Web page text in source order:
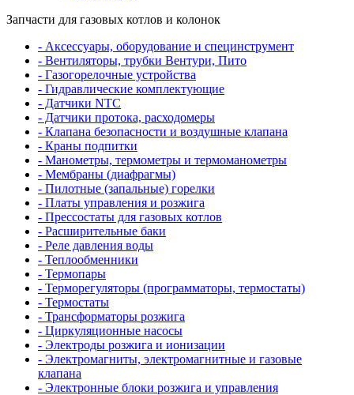
Запчасти для газовых котлов и колонок
- Аксессуары, оборудование и специнструмент
- Вентиляторы, трубки Вентури, Пито
- Газогорелочные устройства
- Гидравлические комплектующие
- Датчики NTC
- Датчики протока, расходомеры
- Клапана безопасности и воздушные клапана
- Краны подпитки
- Манометры, термометры и термоманометры
- Мембраны (диафрагмы)
- Пилотные (запальные) горелки
- Платы управления и розжига
- Прессостаты для газовых котлов
- Расширительные баки
- Реле давления воды
- Теплообменники
- Термопары
- Терморегуляторы (программаторы, термостаты)
- Термостаты
- Трансформаторы розжига
- Циркуляционные насосы
- Электроды розжига и ионизации
- Электромагниты, электромагнитные и газовые
клапана
- Электронные блоки розжига и управления